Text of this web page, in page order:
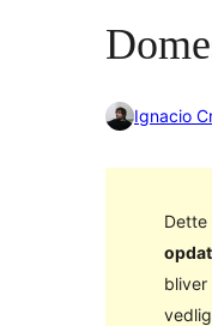
Ignacio
Dette